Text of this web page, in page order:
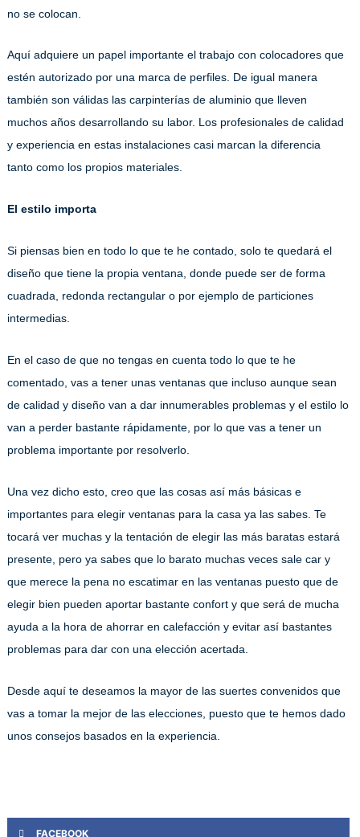
no se colocan.
Aquí adquiere un papel importante el trabajo con colocadores que
estén autorizado por una marca de perfiles. De igual manera
también son válidas las carpinterías de aluminio que lleven
muchos años desarrollando su labor. Los profesionales de calidad
y experiencia en estas instalaciones casi marcan la diferencia
tanto como los propios materiales.
El estilo importa
Si piensas bien en todo lo que te he contado, solo te quedará el
diseño que tiene la propia ventana, donde puede ser de forma
cuadrada, redonda rectangular o por ejemplo de particiones
intermedias.
En el caso de que no tengas en cuenta todo lo que te he
comentado, vas a tener unas ventanas que incluso aunque sean
de calidad y diseño van a dar innumerables problemas y el estilo lo
van a perder bastante rápidamente, por lo que vas a tener un
problema importante por resolverlo.
Una vez dicho esto, creo que las cosas así más básicas e
importantes para elegir ventanas para la casa ya las sabes. Te
tocará ver muchas y la tentación de elegir las más baratas estará
presente, pero ya sabes que lo barato muchas veces sale car y
que merece la pena no escatimar en las ventanas puesto que de
elegir bien pueden aportar bastante confort y que será de mucha
ayuda a la hora de ahorrar en calefacción y evitar así bastantes
problemas para dar con una elección acertada.
Desde aquí te deseamos la mayor de las suertes convenidos que
vas a tomar la mejor de las elecciones, puesto que te hemos dado
unos consejos basados en la experiencia.
FACEBOOK